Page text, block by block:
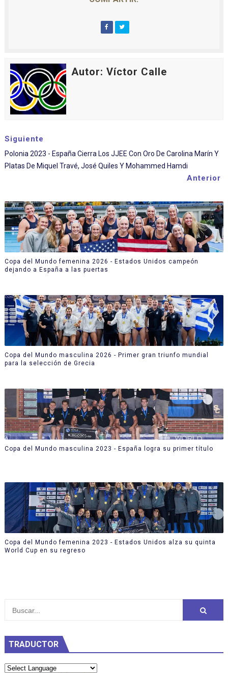
Autor: Víctor Calle
Siguiente
Polonia 2023 - España Cierra Los JJEE Con Oro De Carolina Marín Y
Platas De Miquel Travé, José Quiles Y Mohammed Hamdi
Anterior
Copa del Mundo femenina 2026 - Estados Unidos campeón
dejando a España a las puertas
Copa del Mundo masculina 2026 - Primer gran triunfo mundial
para la selección de Grecia
Copa del Mundo masculina 2023 - España logra su primer título
Copa del Mundo femenina 2023 - Estados Unidos alza su quinta
World Cup en su regreso
TRADUCTOR